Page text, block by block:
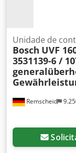
Remscheid
Unidade de
Bosch UVF
3531139-6 /